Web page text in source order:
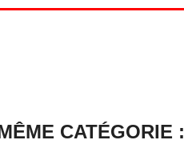
CATÉGORIE :